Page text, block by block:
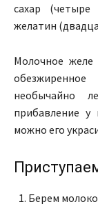
сахар
желатин
Молочное желе
необычайно
прибавление
можно его
Берем